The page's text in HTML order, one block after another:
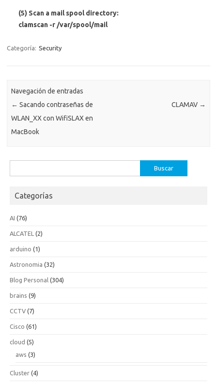
(5) Scan a mail spool directory:
clamscan -r /var/spool/mail
Categoría: Security
Navegación de entradas
← Sacando contraseñas de
WLAN_XX con WifiSLAX en
MacBook
CLAMAV →
Categorías
AI (76)
ALCATEL (2)
arduino (1)
Astronomia (32)
Blog Personal (304)
brains (9)
CCTV (7)
Cisco (61)
cloud (5)
aws (3)
Cluster (4)